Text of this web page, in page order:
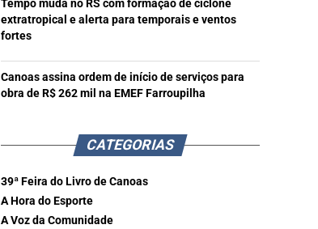
Tempo muda no RS com formação de ciclone
extratropical e alerta para temporais e ventos
fortes
Canoas assina ordem de início de serviços para
obra de R$ 262 mil na EMEF Farroupilha
CATEGORIAS
39ª Feira do Livro de Canoas
A Hora do Esporte
A Voz da Comunidade